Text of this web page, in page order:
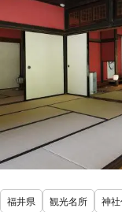
福井県 観光名所 神